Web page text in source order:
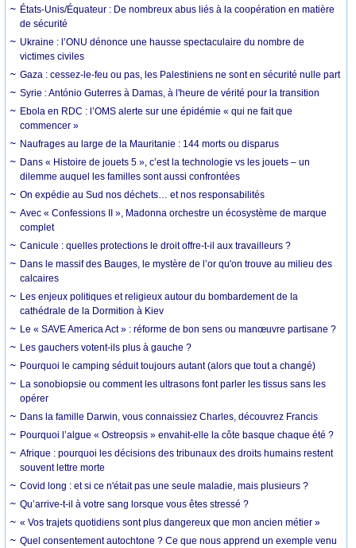
États-Unis/Équateur : De nombreux abus liés à la coopération en matière
de sécurité
Ukraine : l’ONU dénonce une hausse spectaculaire du nombre de
victimes civiles
Gaza : cessez-le-feu ou pas, les Palestiniens ne sont en sécurité nulle part
Syrie : António Guterres à Damas, à l'heure de vérité pour la transition
Ebola en RDC : l’OMS alerte sur une épidémie « qui ne fait que
commencer »
Naufrages au large de la Mauritanie : 144 morts ou disparus
Dans « Histoire de jouets 5 », c’est la technologie vs les jouets – un
dilemme auquel les familles sont aussi confrontées
On expédie au Sud nos déchets… et nos responsabilités
Avec « Confessions II », Madonna orchestre un écosystème de marque
complet
Canicule : quelles protections le droit offre-t-il aux travailleurs ?
Dans le massif des Bauges, le mystère de l’or qu'on trouve au milieu des
calcaires
Les enjeux politiques et religieux autour du bombardement de la
cathédrale de la Dormition à Kiev
Le « SAVE America Act » : réforme de bon sens ou manœuvre partisane ?
Les gauchers votent-ils plus à gauche ?
Pourquoi le camping séduit toujours autant (alors que tout a changé)
La sonobiopsie ou comment les ultrasons font parler les tissus sans les
opérer
Dans la famille Darwin, vous connaissiez Charles, découvrez Francis
Pourquoi l’algue « Ostreopsis » envahit-elle la côte basque chaque été ?
Afrique : pourquoi les décisions des tribunaux des droits humains restent
souvent lettre morte
Covid long : et si ce n'était pas une seule maladie, mais plusieurs ?
Qu’arrive-t-il à votre sang lorsque vous êtes stressé ?
« Vos trajets quotidiens sont plus dangereux que mon ancien métier »
Quel consentement autochtone ? Ce que nous apprend un exemple venu